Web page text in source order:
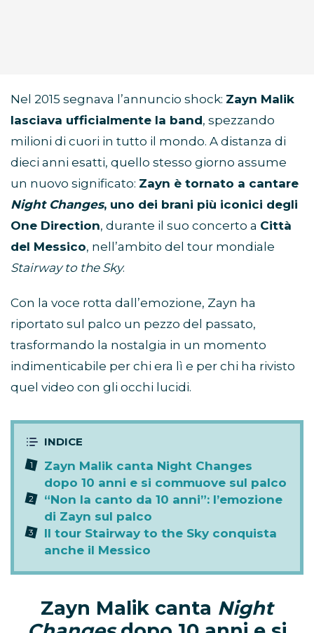
Nel 2015 segnava l’annuncio shock: Zayn Malik
lasciava ufficialmente la band, spezzando
milioni di cuori in tutto il mondo. A distanza di
dieci anni esatti, quello stesso giorno assume
un nuovo significato: Zayn è tornato a cantare
Night Changes, uno dei brani più iconici degli
One Direction, durante il suo concerto a Città
del Messico, nell’ambito del tour mondiale
Stairway to the Sky.
Con la voce rotta dall’emozione, Zayn ha
riportato sul palco un pezzo del passato,
trasformando la nostalgia in un momento
indimenticabile per chi era lì e per chi ha rivisto
quel video con gli occhi lucidi.
Zayn Malik canta Night Changes
dopo 10 anni e si commuove sul palco
“Non la canto da 10 anni”: l’emozione
di Zayn sul palco
Il tour Stairway to the Sky conquista
anche il Messico
Zayn Malik canta Night